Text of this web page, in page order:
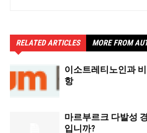
RELATED ARTICLES MORE FROM
이소트레티노인과
항
마르부르크 다발성
입니까?